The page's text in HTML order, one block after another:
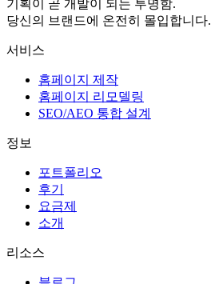
기획이 곧 개발이 되는 투명함.
당신의 브랜드에 온전히 몰입합니다.
서비스
홈페이지 제작
홈페이지 리모델링
SEO/AEO 통합 설계
정보
포트폴리오
후기
요금제
소개
리소스